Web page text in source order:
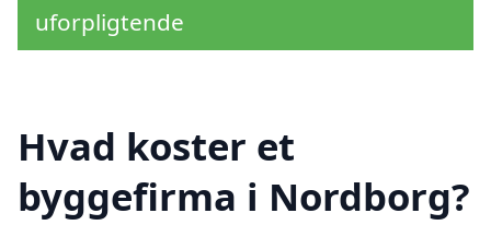
uforpligtende
Hvad koster et
byggefirma i Nordborg?